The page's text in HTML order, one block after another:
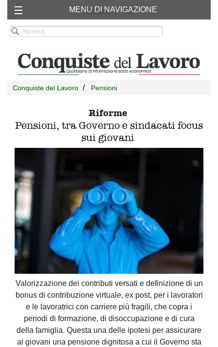
Chi siamo RSS
MENU DI NAVIGAZIONE
Conquiste del Lavoro Pensioni
Riforme
Pensioni, tra Governo e sindacati focus
sui giovani
Valorizzazione dei contributi versati e definizione di un
bonus di contribuzione virtuale, ex post, per i lavoratori
e le lavoratrici con carriere più fragili, che copra i
periodi di formazione, di disoccupazione e di cura
della famiglia. Questa una delle ipotesi per assicurare
ai giovani una pensione dignitosa a cui il Governo sta